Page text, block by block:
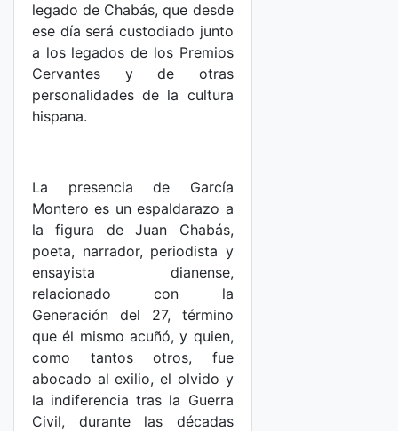
legado de Chabás, que desde
ese día será custodiado junto
a los legados de los Premios
Cervantes y de otras
personalidades de la cultura
hispana.
La presencia de García
Montero es un espaldarazo a
la figura de Juan Chabás,
poeta, narrador, periodista y
ensayista dianense,
relacionado con la
Generación del 27, término
que él mismo acuñó, y quien,
como tantos otros, fue
abocado al exilio, el olvido y
la indiferencia tras la Guerra
Civil, durante las décadas